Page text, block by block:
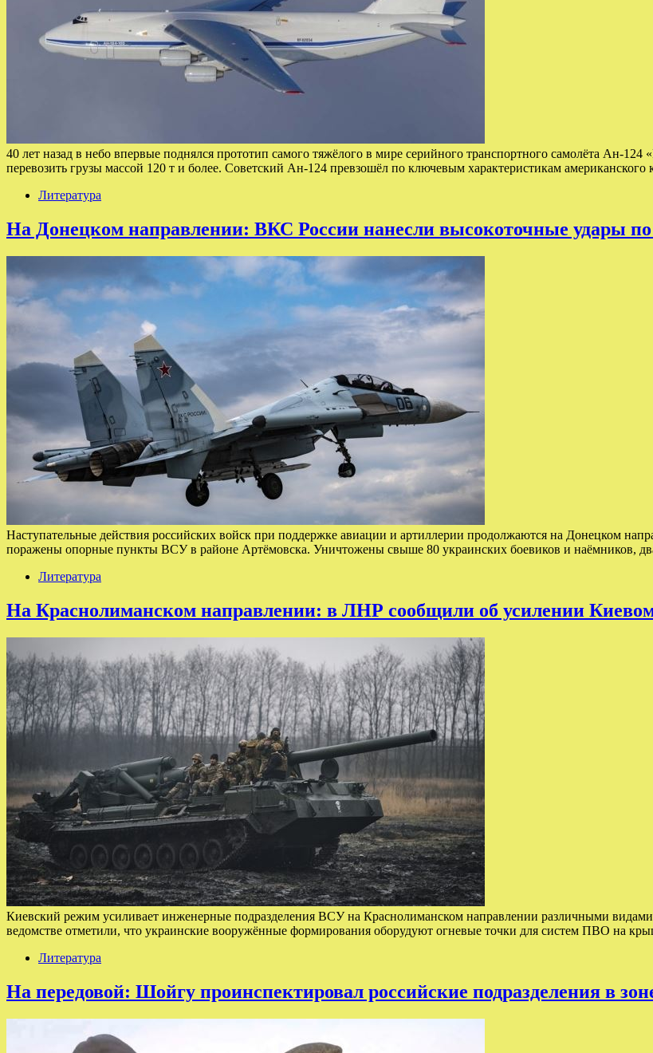
40 лет назад в небо впервые поднялся прототип самого тяжёлого в мире серийного транспортного самолёта Ан-
перевозить грузы массой 120 т и более. Советский Ан-124 превзошёл по ключевым характеристикам
Литература
На Донецком направлении: ВКС России нанесли высокоточные удары
Наступательные действия российских войск при поддержке авиации и артиллерии продолжаются на Донецком
поражены опорные пункты ВСУ в районе Артёмовска. Уничтожены свыше 80 украинских боевиков и наёмников,
Литература
На Краснолиманском направлении: в ЛНР сообщили об усилении
Киевский режим усиливает инженерные подразделения ВСУ на Краснолиманском направлении различными
ведомстве отметили, что украинские вооружённые формирования оборудуют огневые точки для систем ПВО на
Литература
На передовой: Шойгу проинспектировал российские подразделения в